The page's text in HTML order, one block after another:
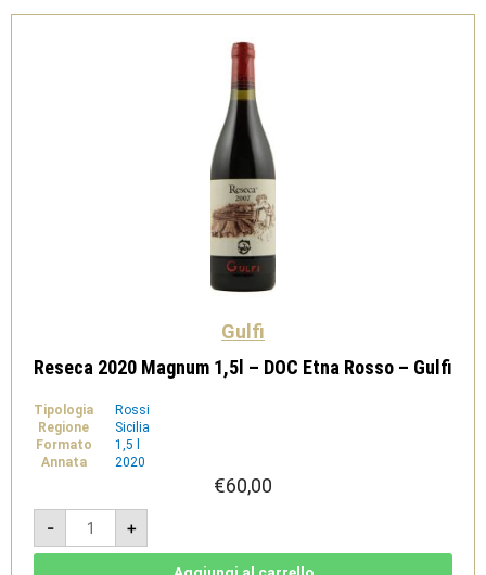
Gulfi
Reseca 2020 Magnum 1,5l – DOC Etna Rosso – Gulfi
Tipologia
Rossi
Regione
Sicilia
Formato
1,5 l
Annata
2020
€60,00
-
Reseca
2020
Magnum
1,5l
+
Aggiungi al carrello